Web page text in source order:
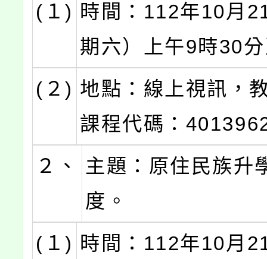
(１) 時間：112年10月
期六）上午9時30
(２) 地點：線上視訊，
課程代碼：
２、
主題：原住民族升
度。
(１) 時間：112年10月